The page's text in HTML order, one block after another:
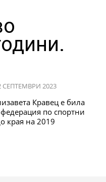
СЕПТЕМВРИ 2023
Кравец е била
по спортни
края на 2019